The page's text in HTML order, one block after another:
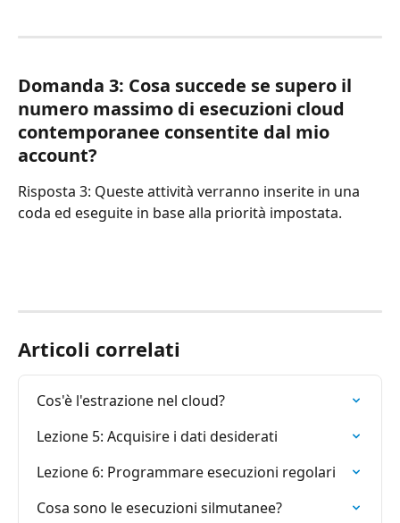
Domanda 3: Cosa succede se supero il
numero massimo di esecuzioni cloud
contemporanee consentite dal mio
account?
Risposta 3: Queste attività verranno inserite in una
coda ed eseguite in base alla priorità impostata.
Articoli correlati
Cos'è l'estrazione nel cloud?
Lezione 5: Acquisire i dati desiderati
Lezione 6: Programmare esecuzioni regolari
Cosa sono le esecuzioni silmutanee?